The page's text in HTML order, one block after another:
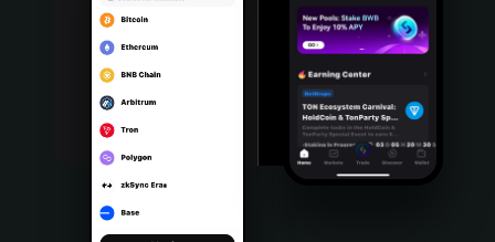
Português (Portugal)
Bahasa Indonesia
Português (Brasil)